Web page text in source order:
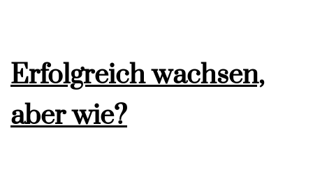
Erfolgreich wachsen,
aber wie?